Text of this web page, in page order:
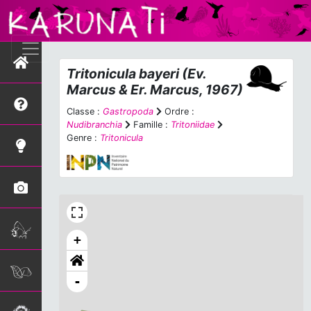
Tritonicula bayeri(Ev.
Marcus & Er. Marcus, 1967)
Classe : Gastropoda
Ordre :
Nudibranchia
Famille : Tritoniidae
Genre : Tritonicula
+
-